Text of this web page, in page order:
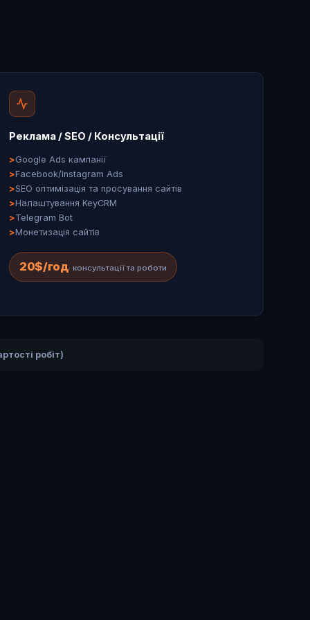
Реклама / SEO / Консультації
Google Ads кампанії
Facebook/Instagram Ads
SEO оптимізація та просування сайтів
Налаштування KeyCRM
Telegram Bot
Монетизація сайтів
20$/год· консультації та роботи
робіт)